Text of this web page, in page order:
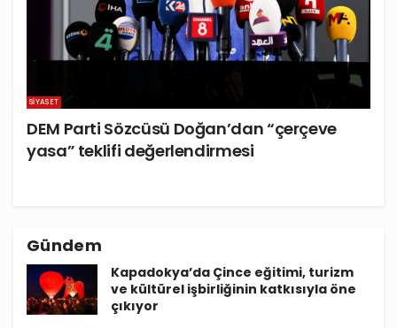
SIYASET
DEM Parti Sözcüsü Doğan’dan “çerçeve
yasa” teklifi değerlendirmesi
Gündem
Kapadokya’da Çince eğitimi, turizm
ve kültürel işbirliğinin katkısıyla öne
çıkıyor